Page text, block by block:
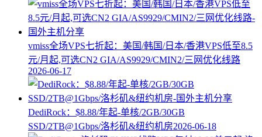
vmiss全场VPS七折起：美国/韩国/日本/香港VPS低至8.5
元/月起,可选CN2 GIA/AS9929/CMIN2/三网优化线路
2026-06-17
DediRock：$8.88/年起-单核/2GB/30GB
SSD/2TB@1Gbps/洛杉矶&纽约机房2026-06-18